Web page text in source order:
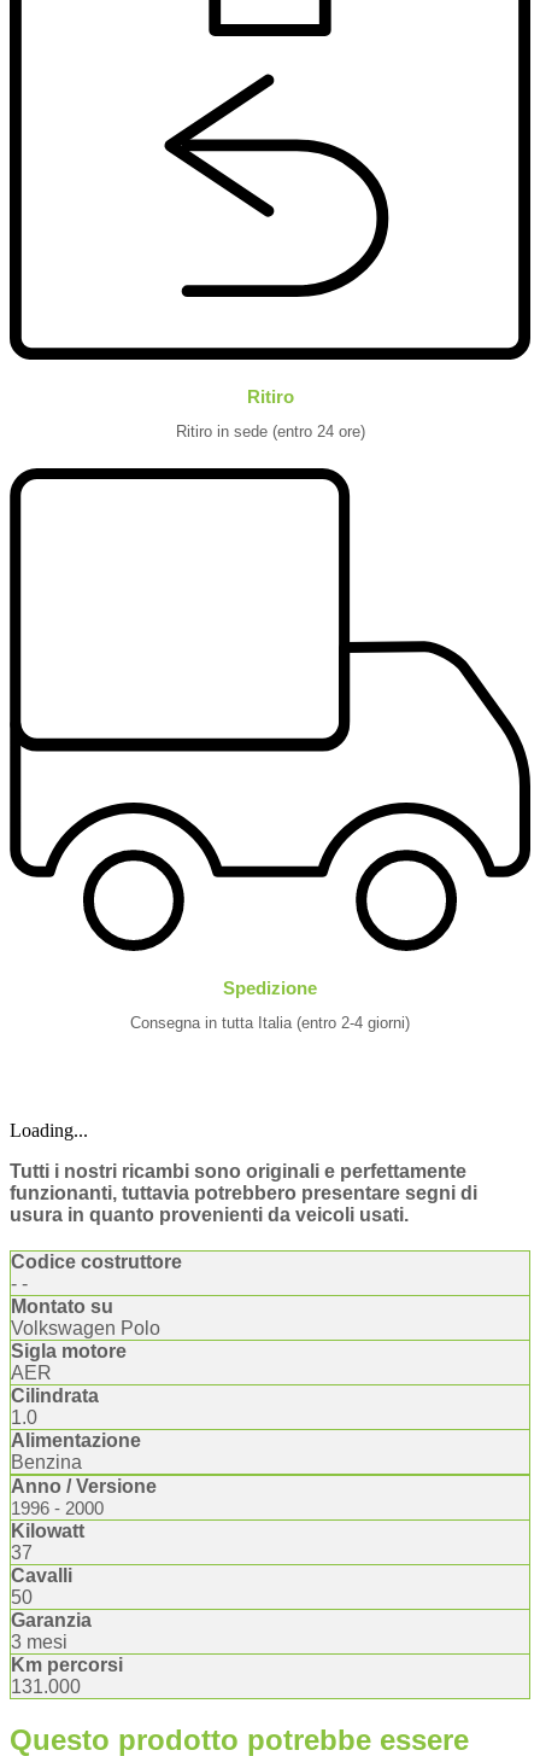
Ritiro
Ritiro in sede (entro 24 ore)
Spedizione
Consegna in tutta Italia (entro 2-4 giorni)
Loading...
Tutti i nostri ricambi sono originali e perfettamente
funzionanti, tuttavia potrebbero presentare segni di
usura in quanto provenienti da veicoli usati.
Codice costruttore
- -
Montato su
Volkswagen Polo
Sigla motore
AER
Cilindrata
1.0
Alimentazione
Benzina
Anno / Versione
1996 - 2000
Kilowatt
37
Cavalli
50
Garanzia
3 mesi
Km percorsi
131.000
Questo prodotto potrebbe essere